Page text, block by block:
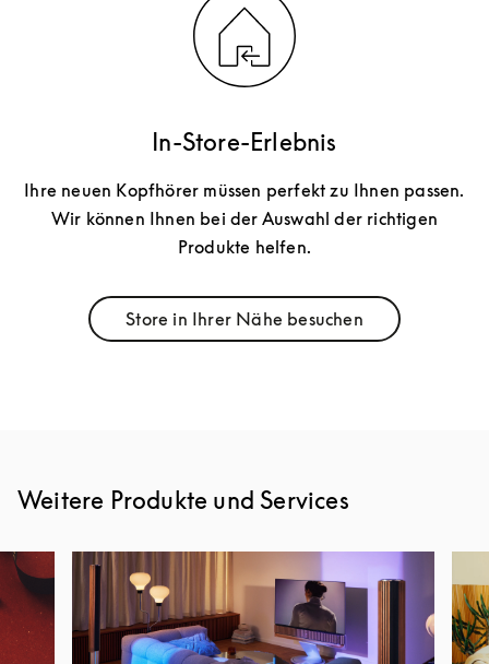
In-Store-Erlebnis
Ihre neuen Kopfhörer müssen perfekt zu Ihnen passen.
Wir können Ihnen bei der Auswahl der richtigen
Produkte helfen.
Store in Ihrer Nähe besuchen
Link Opens in New Tab
Weitere Produkte und Services